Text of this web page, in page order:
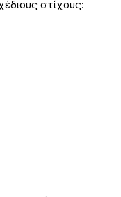
στίχους: